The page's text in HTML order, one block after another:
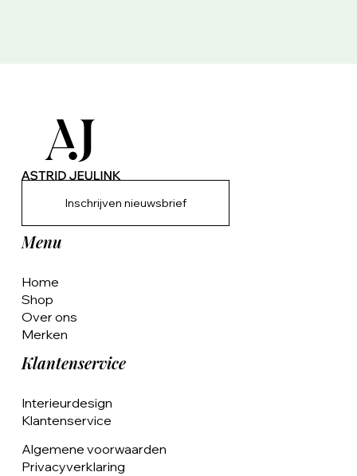
Inschrijven nieuwsbrief
Menu
Home
Shop
Over ons
Merken
Klantenservice
Interieurdesign
Klantenservice
Algemene voorwaarden
Privacyverklaring